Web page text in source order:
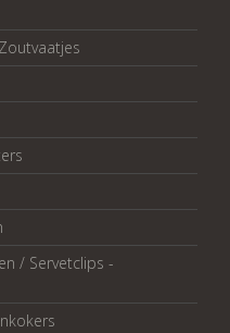
/ Servetclips -